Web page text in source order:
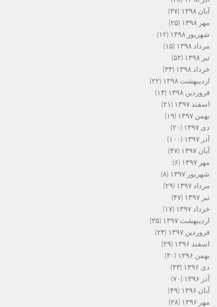
آبان ۱۳۹۸
(۳۷)
مهر ۱۳۹۸
(۲۵)
شهریور ۱۳۹۸
(۱۲)
مرداد ۱۳۹۸
(۱۵)
تیر ۱۳۹۸
(۵۲)
خرداد ۱۳۹۸
(۳۳)
اردیبهشت ۱۳۹۸
(۲۲)
فروردین ۱۳۹۸
(۱۳)
اسفند ۱۳۹۷
(۲۱)
بهمن ۱۳۹۷
(۱۹)
دی ۱۳۹۷
(۲۰)
آذر ۱۳۹۷
(۱۰۰)
آبان ۱۳۹۷
(۴۷)
مهر ۱۳۹۷
(۶)
شهریور ۱۳۹۷
(۸)
مرداد ۱۳۹۷
(۲۹)
تیر ۱۳۹۷
(۴۷)
خرداد ۱۳۹۷
(۱۷)
اردیبهشت ۱۳۹۷
(۳۵)
فروردین ۱۳۹۷
(۲۴)
اسفند ۱۳۹۶
(۲۹)
بهمن ۱۳۹۶
(۳۰)
دی ۱۳۹۶
(۴۳)
آذر ۱۳۹۶
(۷۰)
آبان ۱۳۹۶
(۴۹)
مهر ۱۳۹۶
(۲۸)